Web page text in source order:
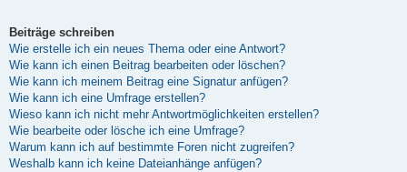
Beiträge schreiben
Wie erstelle ich ein neues Thema oder eine Antwort?
Wie kann ich einen Beitrag bearbeiten oder löschen?
Wie kann ich meinem Beitrag eine Signatur anfügen?
Wie kann ich eine Umfrage erstellen?
Wieso kann ich nicht mehr Antwortmöglichkeiten erstellen?
Wie bearbeite oder lösche ich eine Umfrage?
Warum kann ich auf bestimmte Foren nicht zugreifen?
Weshalb kann ich keine Dateianhänge anfügen?